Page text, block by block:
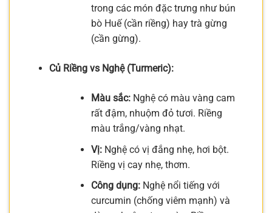
trong các món đặc trưng như bún
bò Huế (cần riềng) hay trà gừng
(cần gừng).
Củ Riềng vs Nghệ (Turmeric):
Màu sắc:Nghệ có màu vàng cam
rất đậm, nhuộm đỏ tươi. Riềng
màu trắng/vàng nhạt.
Vị:Nghệ có vị đắng nhẹ, hơi bột.
Riềng vị cay nhẹ, thơm.
Công dụng:Nghệ nổi tiếng với
curcumin (chống viêm mạnh) và